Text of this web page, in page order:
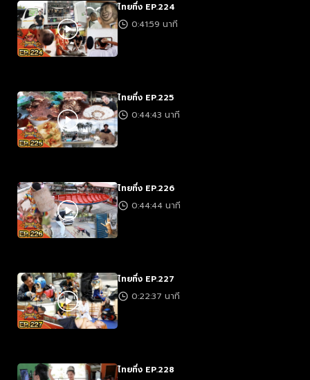
ไทยทึ่ง EP.224
0:41:59 นาที
ไทยทึ่ง EP.225
0:44:43 นาที
ไทยทึ่ง EP.226
0:44:44 นาที
ไทยทึ่ง EP.227
0:22:37 นาที
ไทยทึ่ง EP.228